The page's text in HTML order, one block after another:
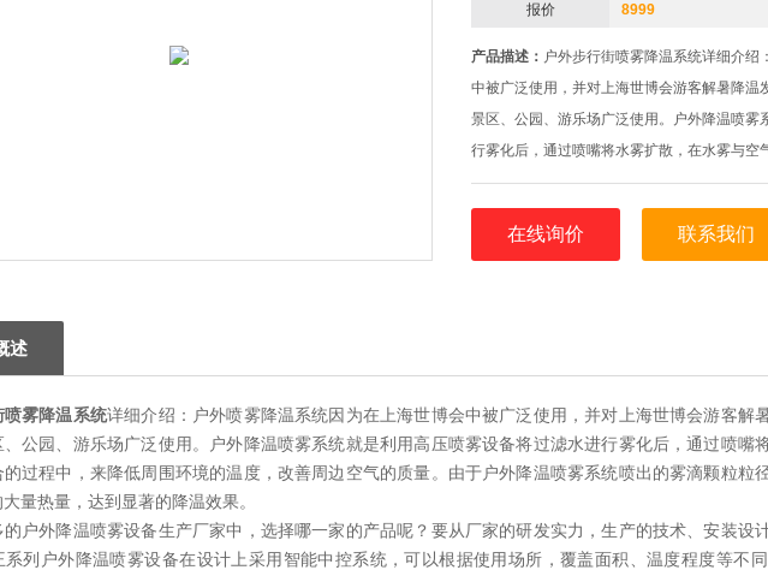
报价 8999
产品描述： 户外步行街喷雾降温系统详细介
中被广泛使用，并对上海世博会游客解暑降
景区、公园、游乐场广泛使用。户外降温喷
行雾化后，通过喷嘴将水雾扩散，在水雾与
降低周围环境的温度，改善周边空气的质量
粒径很细，所以能在空气中迅速蒸发，吸收空
在线询价 联系我们
述
喷雾降温系统详细介绍：户外喷雾降温系统因为在上海世博会中被广泛使用，并对上海世博会游客解
、公园、游乐场广泛使用。户外降温喷雾系统就是利用高压喷雾设备将过滤水进行雾化后，通过喷嘴
过程中，来降低周围环境的温度，改善周边空气的质量。由于户外降温喷雾系统喷出的雾滴颗粒粒
量热量，达到显著的降温效果。
户外降温喷雾设备生产厂家中，选择哪一家的产品呢？要从厂家的研发实力，生产的技术、安装设
系列户外降温喷雾设备在设计上采用智能中控系统，可以根据使用场所，覆盖面积、温度程度等不